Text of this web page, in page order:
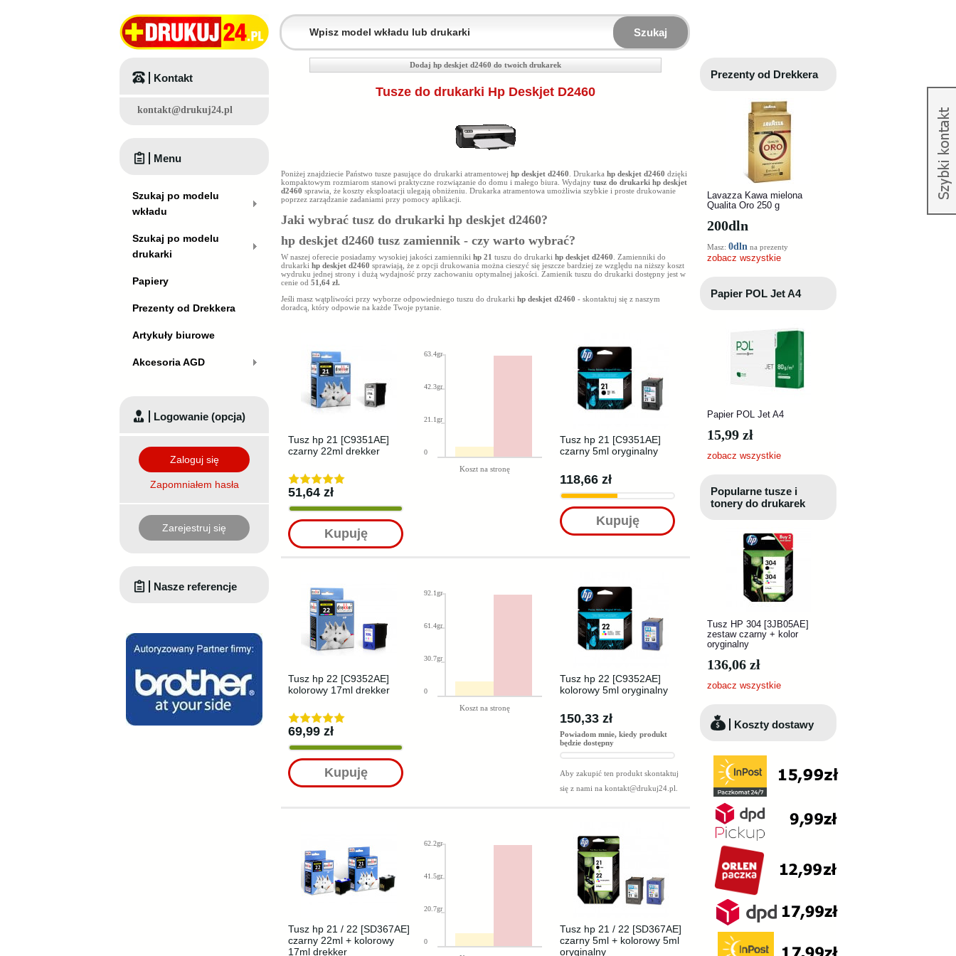
Szukaj
Dodaj hp deskjet d2460 do twoich drukarek
Tusze do drukarki Hp Deskjet D2460
Poniżej znajdziecie Państwo tusze pasujące do drukarki atramentowej hp deskjet d2460 . Drukarka hp deskjet d2460 dzięki
kompaktowym rozmiarom stanowi praktyczne rozwiązanie do domu i małego biura. Wydajny tusz do drukarki hp deskjet
d2460 sprawia, że koszty eksploatacji ulegają obniżeniu. Drukarka atramentowa umożliwia szybkie i proste drukowanie
poprzez zarządzanie zadaniami przy pomocy aplikacji.
Jaki wybrać tusz do drukarki hp deskjet d2460?
hp deskjet d2460 tusz zamiennik - czy warto wybrać?
W naszej oferecie posiadamy wysokiej jakości zamienniki hp 21 tuszu do drukarki hp deskjet d2460 . Zamienniki do
drukarki hp deskjet d2460 sprawiają, że z opcji drukowania można cieszyć się jeszcze bardziej ze względu na niższy koszt
wydruku jednej strony i dużą wydajność przy zachowaniu optymalnej jakości. Zamienik tuszu do drukarki dostępny jest w
cenie od 51,64 zł.
Jeśli masz wątpliwości przy wyborze odpowiedniego tuszu do drukarki hp deskjet d2460 - skontaktuj się z naszym
doradcą, który odpowie na każde Twoje pytanie.
Tusz hp 21 [C9351AE]
czarny 22ml drekker
51,64 zł
Kupuję
63.4gr
42.3gr
21.1gr
0
Koszt na stronę
Tusz hp 21 [C9351AE]
czarny 5ml oryginalny
118,66 zł
Kupuję
Tusz hp 22 [C9352AE]
kolorowy 17ml drekker
69,99 zł
Kupuję
92.1gr
61.4gr
30.7gr
0
Koszt na stronę
Tusz hp 22 [C9352AE]
kolorowy 5ml oryginalny
150,33 zł
Powiadom mnie, kiedy produkt
będzie dostępny
Aby zakupić ten produkt skontaktuj
się z nami na kontakt@drukuj24.pl
Tusz hp 21 / 22 [SD367AE]
czarny 22ml + kolorowy
17ml drekker
62.2gr
41.5gr
20.7gr
0
Tusz hp 21 / 22 [SD367AE]
czarny 5ml + kolorowy 5ml
oryginalny
Kontakt
kontakt@drukuj24.pl
Menu
Szukaj po modelu
wkładu
Szukaj po modelu
drukarki
Papiery
Prezenty od Drekkera
Artykuły biurowe
Akcesoria AGD
Logowanie (opcja)
Zaloguj się
Zapomniałem hasła
Zarejestruj się
Nasze referencje
Prezenty od Drekkera
Lavazza Kawa mielona
Qualita Oro 250 g
200dln
Masz: 0dln na prezenty
zobacz wszystkie
Papier POL Jet A4
Papier POL Jet A4
15,99 zł
zobacz wszystkie
Popularne tusze i
tonery do drukarek
Tusz HP 304 [3JB05AE]
zestaw czarny + kolor
oryginalny
136,06 zł
zobacz wszystkie
Koszty dostawy